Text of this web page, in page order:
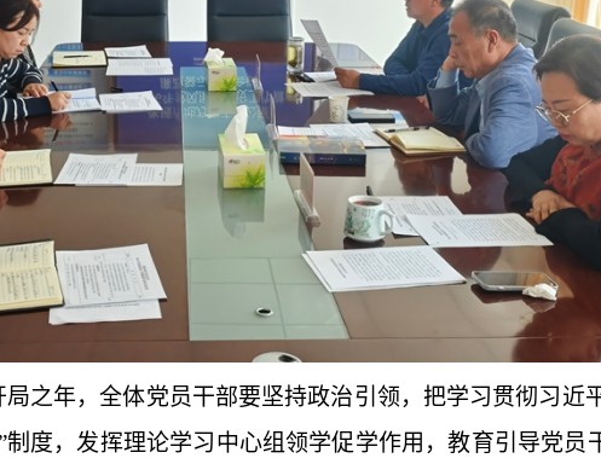
局之年，全体党员干部要坚持政治引领，把学习贯彻习近
度，发挥理论学习中心组领学促学作用，教育引导党员